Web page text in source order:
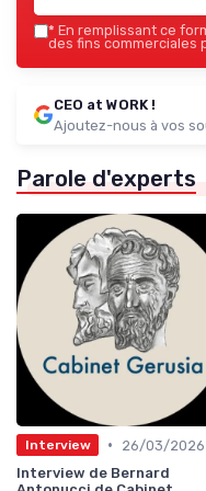
* En remplissant ce
des fins commerciales
CEO at WORK !
Ajoutez-nous à vos
Parole d'experts
Interview •
26/03/2026
Interview de Bernard